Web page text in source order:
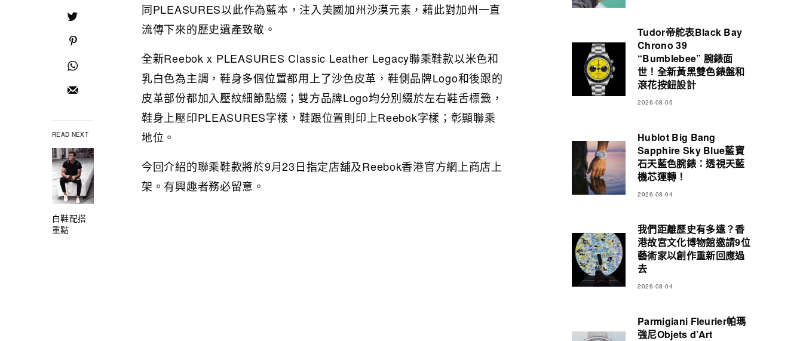
READ NEXT
白鞋配搭
重點
同PLEASURES以此作為藍本，注入美國加州沙漠元素，藉此對加州一直
流傳下來的歷史遺產致敬。
全新Reebok x PLEASURES Classic Leather Legacy聯乘鞋款以米色和
乳白色為主調，鞋身多個位置都用上了沙色皮革，鞋側品牌Logo和後跟的
皮革部份都加入壓紋細節點綴；雙方品牌Logo均分別綴於左右鞋舌標籤，
鞋身上壓印PLEASURES字樣，鞋跟位置則印上Reebok字樣；彰顯聯乘
地位。
今回介紹的聯乘鞋款將於9月23日指定店舖及Reebok香港官方網上商店上
架。有興趣者務必留意。
Tudor帝舵表Black Bay
Chrono 39
“Bumblebee” 腕錶面
世！全新黃黑雙色錶盤和
滾花按鈕設計
2026-08-05
Hublot Big Bang
Sapphire Sky Blue藍寶
石天藍色腕錶：透視天藍
機芯運轉！
2026-08-04
我們距離歷史有多遠？香
港故宮文化博物館邀請9位
藝術家以創作重新回應過
去
2026-08-04
Parmigiani Fleurier帕瑪
強尼Objets d’Art